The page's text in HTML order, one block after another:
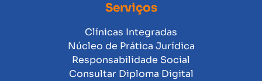
Serviços
Clínicas Integradas
Núcleo de Prática Jurídica
Responsabilidade Social
Consultar Diploma Digital